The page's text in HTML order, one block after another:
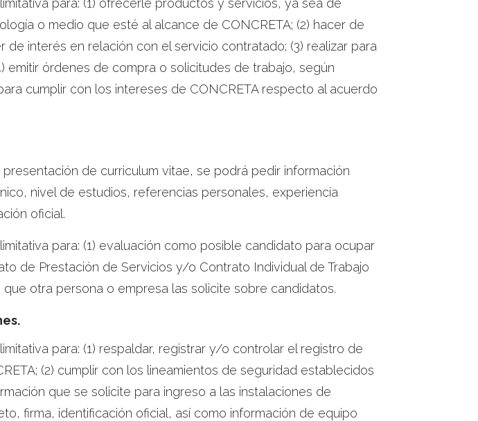
o medio que esté al alcance de CONCRETA; (2) hacer de
interés en relación con el servicio contratado; (3) realizar para
órdenes de compra o solicitudes de trabajo, según
cumplir con los intereses de CONCRETA respecto al acuerdo
de curriculum vitae, se podrá pedir información
nivel de estudios, referencias personales, experiencia
oficial.
para: (1) evaluación como posible candidato para ocupar
de Prestación de Servicios y/o Contrato Individual de Trabajo
otra persona o empresa las solicite sobre candidatos.
para: (1) respaldar, registrar y/o controlar el registro de
(2) cumplir con los lineamientos de seguridad establecidos
que se solicite para ingreso a las instalaciones de
firma, identificación oficial, así como información de equipo